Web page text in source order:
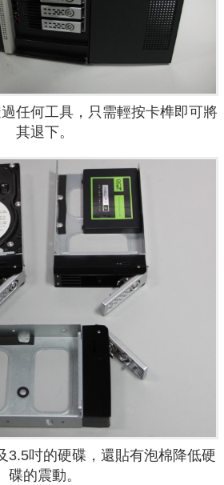
任何工具，只需輕按卡榫即可將
其退下。
3.5吋的硬碟，還貼有泡棉降低硬
碟的震動。